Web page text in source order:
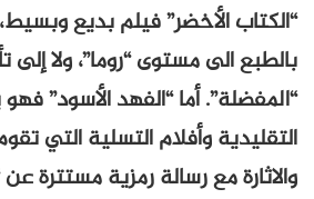
“الكتاب الأخضر” فيلم بديع
بالطبع الى مستوى “روما”، ولا إلى
“المفضلة”. أما “الفهد الأسود”
التقليدية وأفلام التسلية التي
والاثارة مع رسالة رمزية مستترة عن